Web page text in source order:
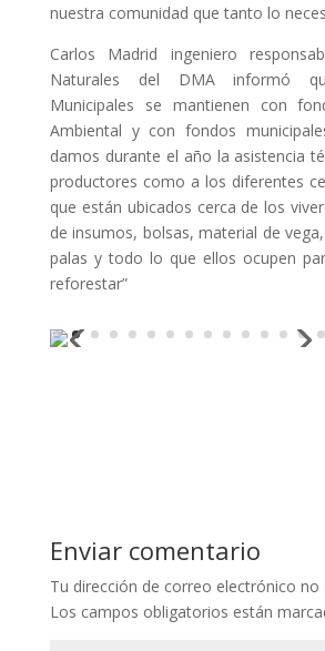
nuestra comunidad que tanto lo
Carlos Madrid ingeniero
Naturales del DMA informó
Municipales se mantienen con
Ambiental y con fondos
damos durante el año la asistencia
productores como a los diferentes
que están ubicados cerca de los
de insumos, bolsas, material de
palas y todo lo que ellos ocupen
reforestar”
Enviar comentario
Tu dirección de correo electrónico no
Los campos obligatorios están